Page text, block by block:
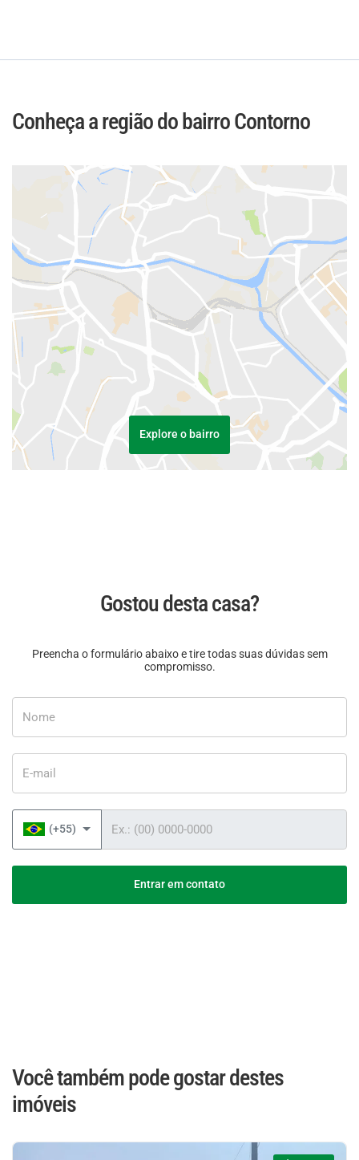
Conheça a região do bairro Contorno
Explore o bairro
Gostou desta casa?
Preencha o formulário abaixo e tire todas suas dúvidas sem
compromisso.
(+55)
Entrar em contato
Você também pode gostar destes
imóveis